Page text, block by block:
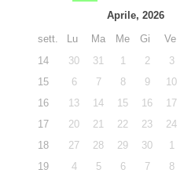
Aprile, 2026
sett.
Lu Ma Me Gi Ve
14
30 31 1 2 3
15
6 7 8 9 10
16
13 14 15 16 17
17
20 21 22 23 24
18
27 28 29 30 1
19
4 5 6 7 8